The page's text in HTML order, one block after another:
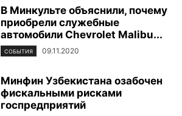
В Минкульте объяснили, почему
приобрели служебные
автомобили Chevrolet Malibu...
СОБЫТИЯ 09.11.2020
Минфин Узбекистана озабочен
фискальными рисками
госпредприятий